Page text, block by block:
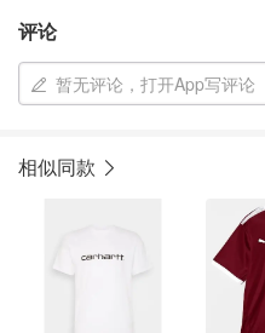
评论
暂无评论，打开App写评论
相似同款